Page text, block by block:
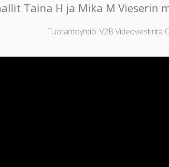
Taina H ja Mika M Vieserin
Tuotantoyhtiö: V2B Videoviestintä